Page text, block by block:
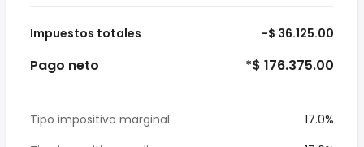
Impuestos totales -$ 36.125.00
Pago neto *$ 176.375.00
Tipo impositivo marginal
17.0%